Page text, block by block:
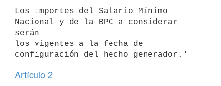
Los importes del Salario Mínimo
Nacional y de la BPC a considerar
serán
los vigentes a la fecha de
Artículo 2